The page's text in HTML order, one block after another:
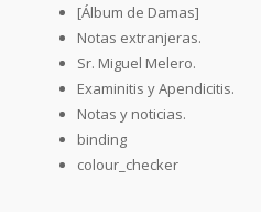
[Álbum de Damas]
Notas extranjeras.
Sr. Miguel Melero.
Examinitis y Apendicitis.
Notas y noticias.
binding
colour_checker